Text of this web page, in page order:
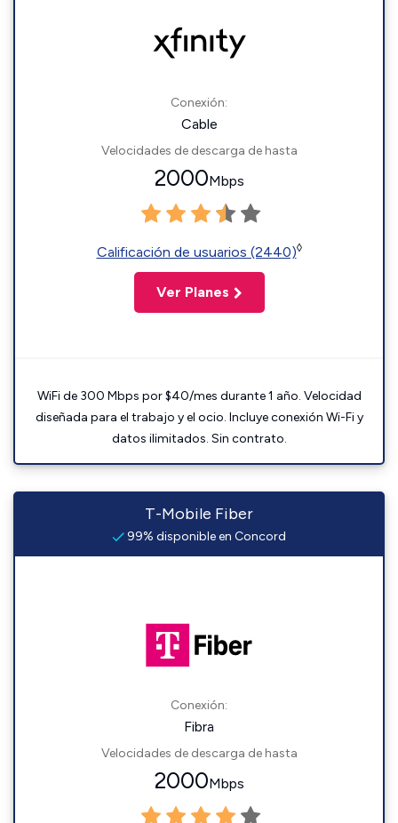
Conexión:
Cable
Velocidades de descarga de hasta
2000Mbps
Calificación de usuarios (2440)◊
Ver Planes
WiFi de 300 Mbps por $40/mes durante 1 año. Velocidad
diseñada para el trabajo y el ocio. Incluye conexión Wi-Fi y
datos ilimitados. Sin contrato.
T-Mobile Fiber
99% disponible en Concord
Conexión:
Fibra
Velocidades de descarga de hasta
2000Mbps